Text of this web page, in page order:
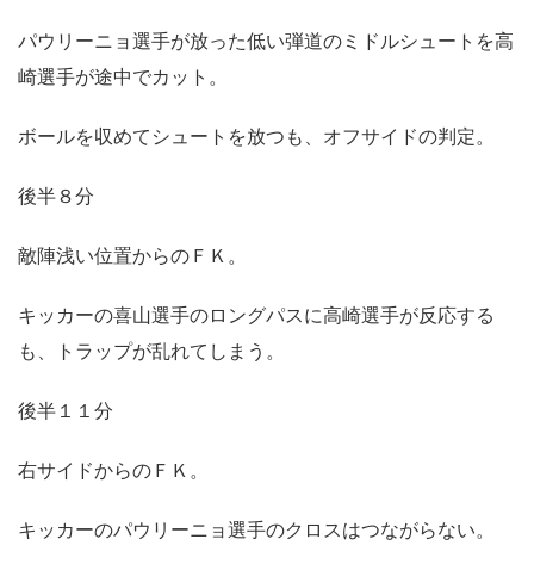
パウリーニョ選手が放った低い弾道のミドルシュートを高
崎選手が途中でカット。
ボールを収めてシュートを放つも、オフサイドの判定。
後半８分
敵陣浅い位置からのＦＫ。
キッカーの喜山選手のロングパスに高崎選手が反応する
も、トラップが乱れてしまう。
後半１１分
右サイドからのＦＫ。
キッカーのパウリーニョ選手のクロスはつながらない。